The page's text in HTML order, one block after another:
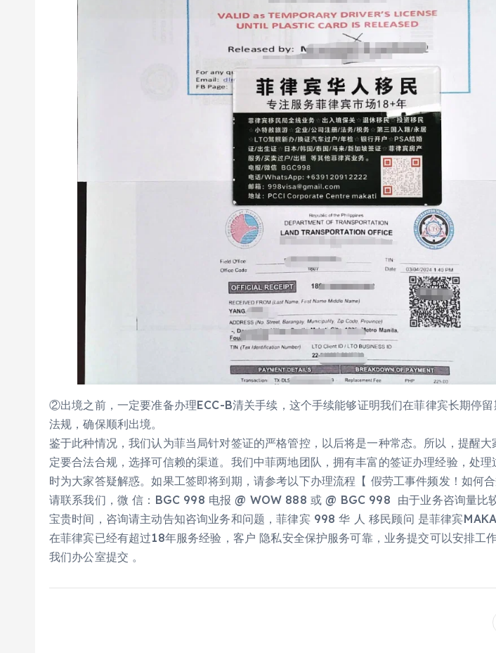
②出境之前，一定要准备办理ECC-B清关手续，这个手续能够证明我们在菲律宾长期停
法规，确保顺利出境。
鉴于此种情况，我们认为菲当局针对签证的严格管控，以后将是一种常态。所以，提醒
定要合法合规，选择可信赖的渠道。我们中菲两地团队，拥有丰富的签证办理经验，处
时为大家答疑解惑。如果工签即将到期，请参考以下办理流程【 假劳工事件频发！如何合
请联系我们，微 信：BGC 998 电报 @ WOW 888 或 @ BGC 998 由于业务咨询量比
宝贵时间，咨询请主动告知咨询业务和问题，菲律宾 998 华 人 移民顾问 是菲律宾
在菲律宾已经有超过18年服务经验，客户 隐私安全保护服务可靠，业务提交可以安排工
我们办公室提交 。